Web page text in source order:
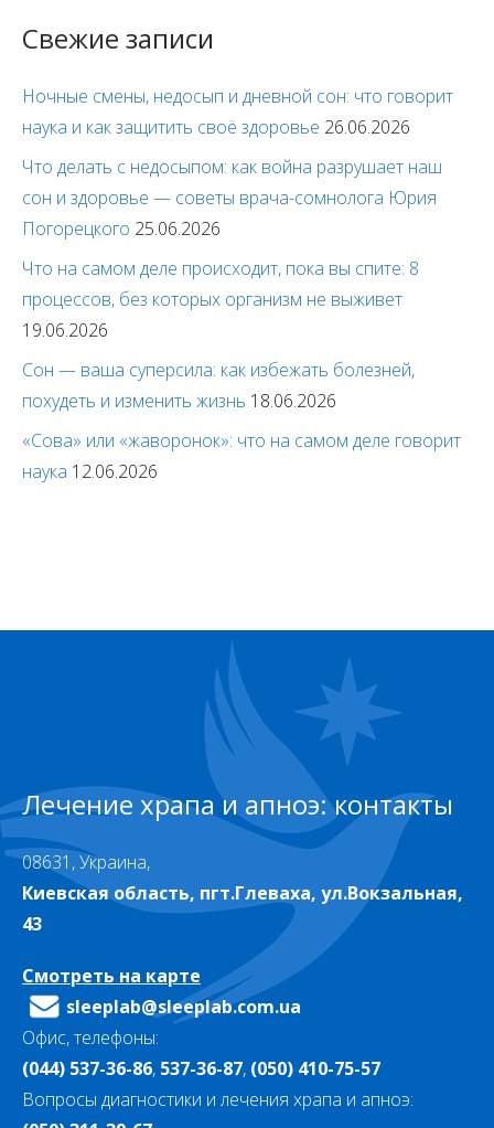
Свежие записи
Ночные смены, недосып и дневной сон: что говорит
наука и как защитить своё здоровье 26.06.2026
Что делать с недосыпом: как война разрушает наш
сон и здоровье — советы врача-сомнолога Юрия
Погорецкого 25.06.2026
Что на самом деле происходит, пока вы спите: 8
процессов, без которых организм не выживет
19.06.2026
Сон — ваша суперсила: как избежать болезней,
похудеть и изменить жизнь 18.06.2026
«Сова» или «жаворонок»: что на самом деле говорит
наука 12.06.2026
Лечение храпа и апноэ: контакты
08631, Украина,
Киевская область, пгт.Глеваха, ул.Вокзальная,
43
Смотреть на карте
sleeplab@sleeplab.com.ua
Офис, телефоны:
(044) 537-36-86, 537-36-87, (050) 410-75-57
Вопросы диагностики и лечения храпа и апноэ: